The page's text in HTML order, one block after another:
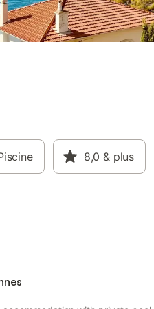
inclus -
- Piscine
indiqués
au cours de la
ils seront à
Jusqu'à 10:00 -
le représentant
62 86 33 72)
8,0 & plus